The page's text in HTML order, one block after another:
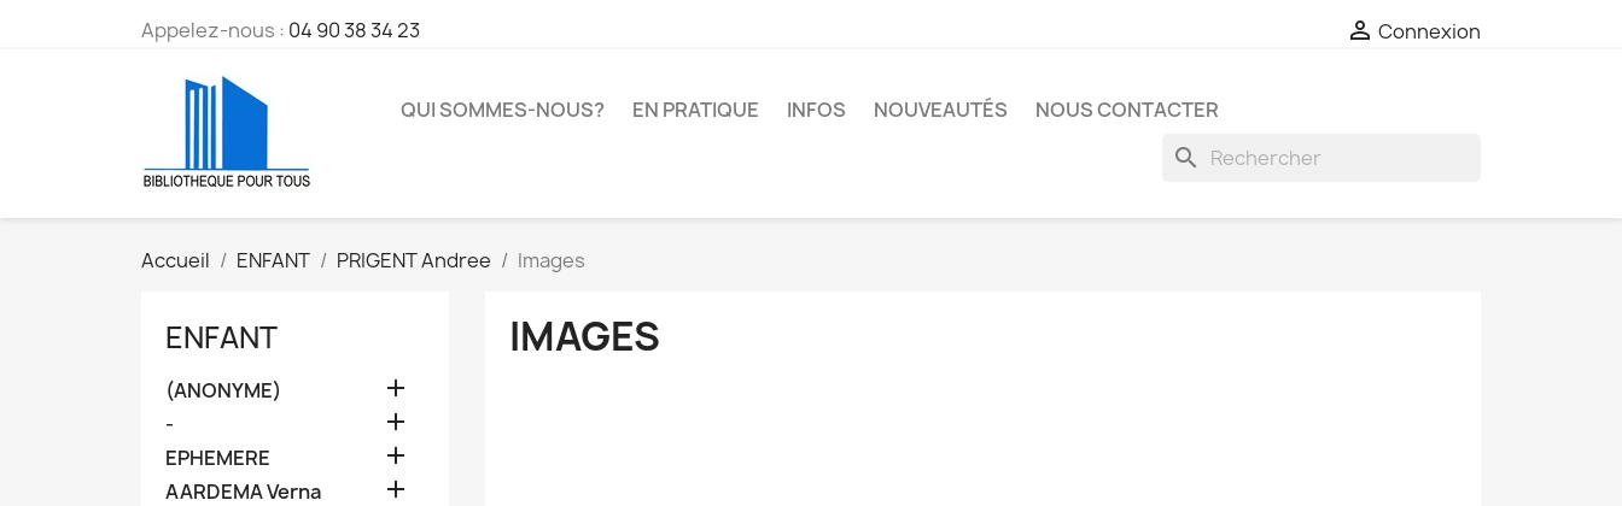
Appelez-nous : 04 90 38 34 23  Connexion
QUI SOMMES-NOUS? EN PRATIQUE INFOS NOUVEAUTÉS NOUS CONTACTER
search
Accueil ENFANT PRIGENT Andree Images
ENFANT
(ANONYME) 
- 
EPHEMERE 
AARDEMA Verna 
IMAGES